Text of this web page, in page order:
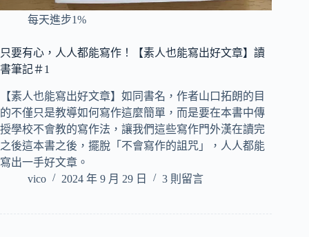
每天進步1%
只要有心，人人都能寫作！【素人也能寫出好文章】讀
書筆記＃1
【素人也能寫出好文章】如同書名，作者山口拓朗的目
的不僅只是教導如何寫作這麼簡單，而是要在本書中傳
授學校不會教的寫作法，讓我們這些寫作門外漢在讀完
之後這本書之後，擺脫「不會寫作的詛咒」，人人都能
寫出一手好文章。
vico
2024 年 9 月 29 日 3 則留言